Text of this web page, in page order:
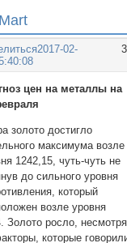
2017-02-
цен на металлы на
золото достигло
максимума возле
1242,15, чуть-чуть не
до сильного уровня
который
возле уровня
Золото росло, несмотря
которые